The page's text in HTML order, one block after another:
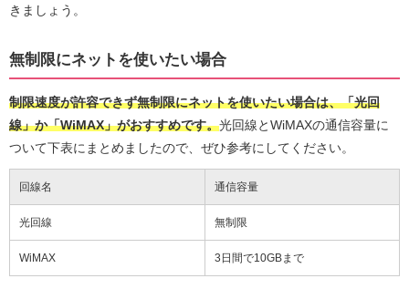
きましょう。
無制限にネットを使いたい場合
制限速度が許容できず無制限にネットを使いたい場合は、「光回
線」か「WiMAX」がおすすめです。光回線とWiMAXの通信容量に
ついて下表にまとめましたので、ぜひ参考にしてください。
回線名 通信容量
光回線 無制限
WiMAX 3日間で10GBまで